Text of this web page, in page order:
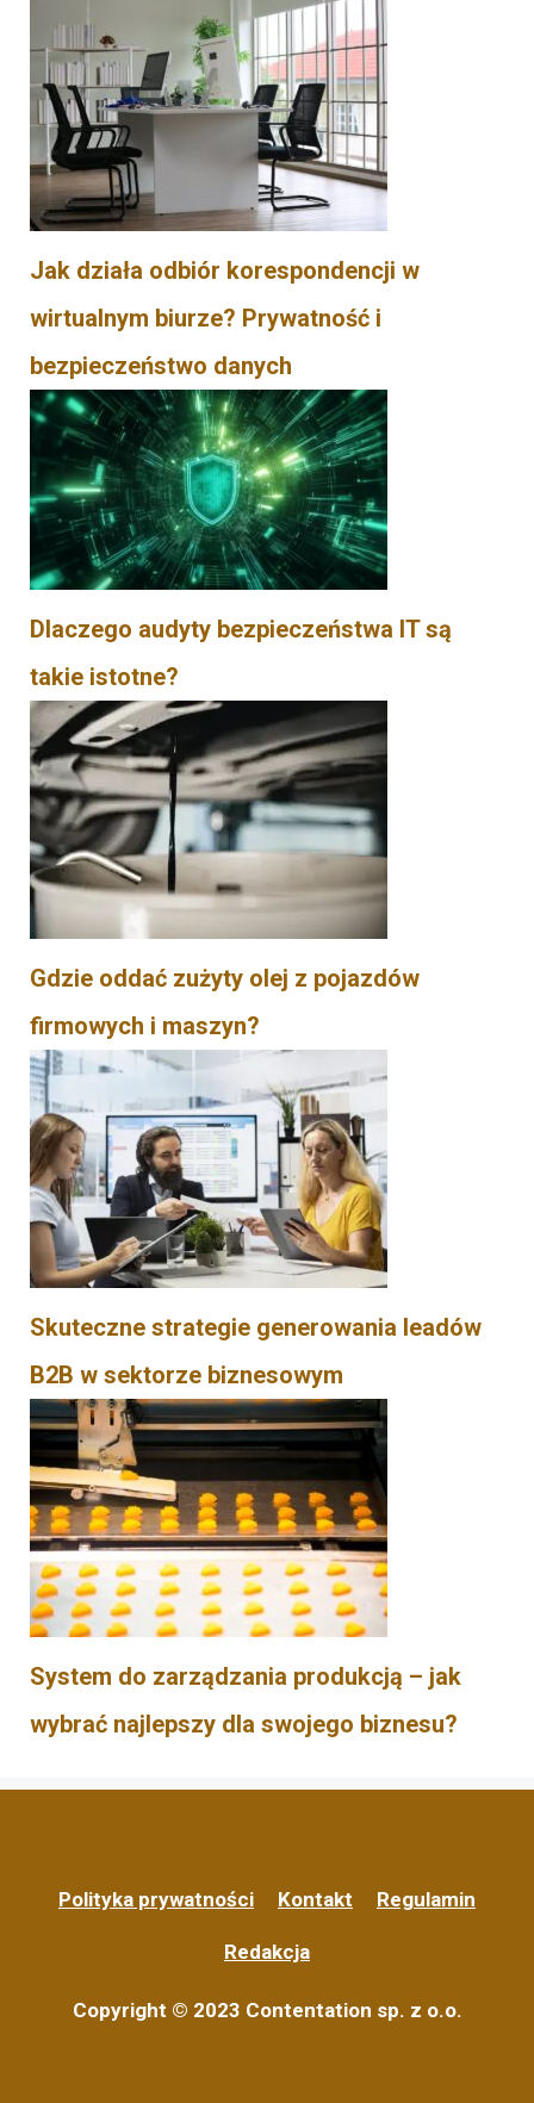
Jak działa odbiór korespondencji w
wirtualnym biurze? Prywatność i
bezpieczeństwo danych
Dlaczego audyty bezpieczeństwa IT są
takie istotne?
Gdzie oddać zużyty olej z pojazdów
firmowych i maszyn?
Skuteczne strategie generowania leadów
B2B w sektorze biznesowym
System do zarządzania produkcją – jak
wybrać najlepszy dla swojego biznesu?
Polityka prywatności Kontakt Regulamin
Redakcja
Copyright © 2023 Contentation sp. z o.o.